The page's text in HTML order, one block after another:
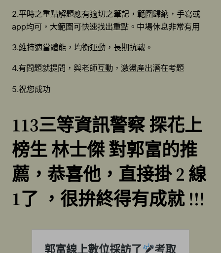
2.平時之重點解題應有適切之筆記，範圍歸納，手寫或
app均可，大範圍可快速找出重點。中場休息非常有用
3.維持適當體能，均衡運動，長期抗戰。
4.有問題就提問，與老師互動，激盪產出潛在考題
5.祝您成功
113三等資訊警察 探花上
榜生 林士傑 對郭富的推
薦，恭喜他，直接掛 2 線
1了 ，很拚終得有成就 !!!